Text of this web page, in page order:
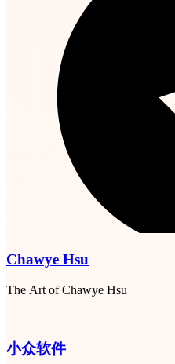
Chawye Hsu
The Art of Chawye Hsu
小众软件